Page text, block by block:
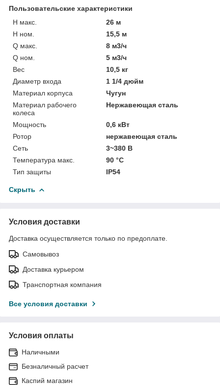
Пользовательские характеристики
H макс.
26 м
H ном.
15,5 м
Q макс.
8 м3/ч
Q ном.
5 м3/ч
Вес
10,5 кг
Диаметр входа
1 1/4 дюйм
Материал корпуса
Чугун
Материал рабочего
колеса
Нержавеющая сталь
Мощность
0,6 кВт
Ротор
нержавеющая сталь
Сеть
3~380 В
Температура макс.
90 °С
Тип защиты
IP54
Скрыть
Условия доставки
Доставка осуществляется только по предоплате.
Самовывоз
Доставка курьером
Транспортная компания
Все условия доставки
Условия оплаты
Наличными
Безналичный расчет
Каспий магазин